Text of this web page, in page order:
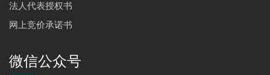
法人代表授权书
网上竞价承诺书
微信公众号